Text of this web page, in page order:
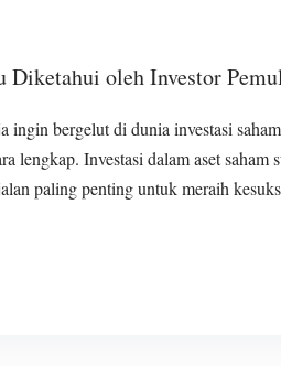
Diketahui oleh Investor
ingin bergelut di dunia investasi
lengkap. Investasi dalam aset saham
paling penting untuk meraih